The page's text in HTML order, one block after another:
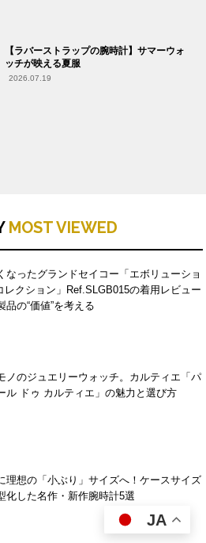
【ラバーストラップの腕時計】サマーウォ
ッチが映える夏服
2026.07.19
MOST VIEWED
なったグランドセイコー「エボリューショ
レクション」Ref.SLGB015の着用レビュー
品の“価値”を考える
ノのジュエリーウォッチ。カルティエ「パ
ル ドゥ カルティエ」の魅力と選び方
理想の「小ぶり」サイズへ！ケースサイズ
化した名作・新作腕時計5選
JA